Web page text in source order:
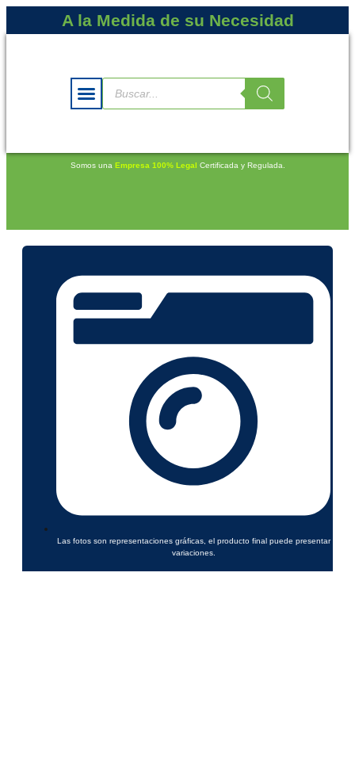
A la Medida de su Necesidad
Somos una Empresa 100% Legal Certificada y Regulada.
Las fotos son representaciones gráficas, el producto final puede presentar
variaciones.